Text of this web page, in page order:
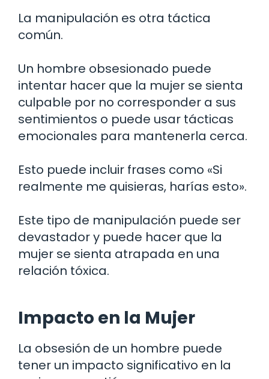
La manipulación es otra táctica
común.
Un hombre obsesionado puede
intentar hacer que la mujer se sienta
culpable por no corresponder a sus
sentimientos o puede usar tácticas
emocionales para mantenerla cerca.
Esto puede incluir frases como «Si
realmente me quisieras, harías esto».
Este tipo de manipulación puede ser
devastador y puede hacer que la
mujer se sienta atrapada en una
relación tóxica.
Impacto en la Mujer
La obsesión de un hombre puede
tener un impacto significativo en la